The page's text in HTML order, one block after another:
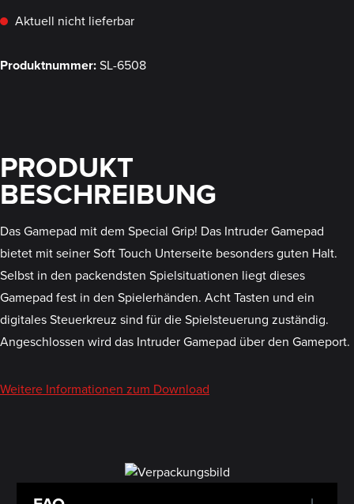
Aktuell nicht lieferbar
Produktnummer:SL-6508
PRODUKT
BESCHREIBUNG
Das Gamepad mit dem Special Grip! Das Intruder Gamepad
bietet mit seiner Soft Touch Unterseite besonders guten Halt.
Selbst in den packendsten Spielsituationen liegt dieses
Gamepad fest in den Spielerhänden. Acht Tasten und ein
digitales Steuerkreuz sind für die Spielsteuerung zuständig.
Angeschlossen wird das Intruder Gamepad über den Gameport.
Weitere Informationen zum Download